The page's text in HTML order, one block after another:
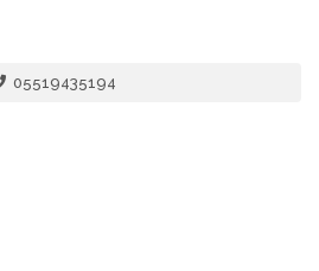
05519435194